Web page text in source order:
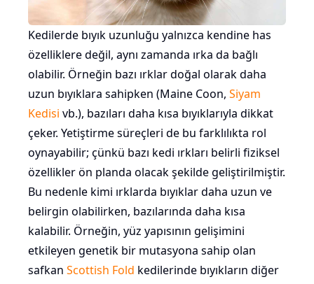
Kedilerde bıyık uzunluğu yalnızca kendine has
özelliklere değil, aynı zamanda ırka da bağlı
olabilir. Örneğin bazı ırklar doğal olarak daha
uzun bıyıklara sahipken (Maine Coon, Siyam
Kedisi vb.), bazıları daha kısa bıyıklarıyla dikkat
çeker. Yetiştirme süreçleri de bu farklılıkta rol
oynayabilir; çünkü bazı kedi ırkları belirli fiziksel
özellikler ön planda olacak şekilde geliştirilmiştir.
Bu nedenle kimi ırklarda bıyıklar daha uzun ve
belirgin olabilirken, bazılarında daha kısa
kalabilir. Örneğin, yüz yapısının gelişimini
etkileyen genetik bir mutasyona sahip olan
safkan Scottish Fold kedilerinde bıyıkların diğer